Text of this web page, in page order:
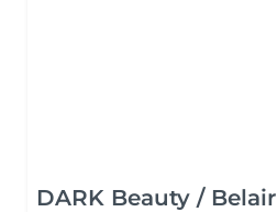
DARK Beauty / Belair